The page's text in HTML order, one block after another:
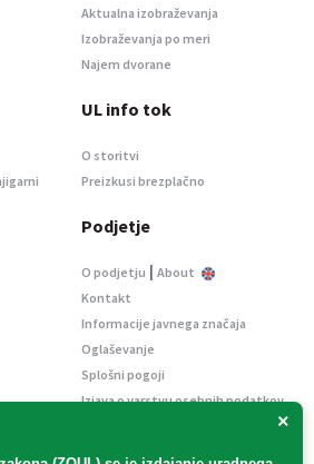
×
Aktualna izobraževanja
Izobraževanja po meri
Najem dvorane
UL info tok
O storitvi
Preizkusi brezplačno
Podjetje
O podjetju | About
Kontakt
Informacije javnega značaja
Oglaševanje
Splošni pogoji
Izjava o varstvu osebnih podatkov